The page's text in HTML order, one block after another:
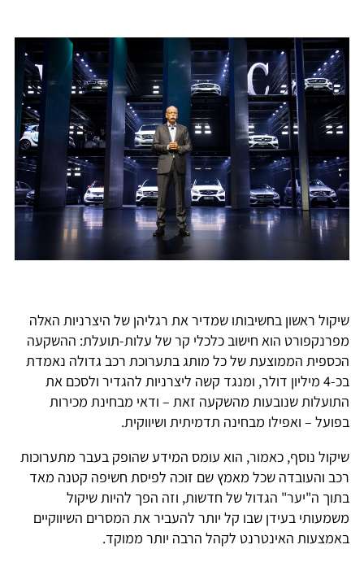
שיקול ראשון בחשיבותו שמדיר את רגליהן של היצרניות האלה
מפרנקפורט הוא חישוב כלכלי קר של עלות-תועלת: ההשקעה
הכספית הממוצעת של כל מותג בתערוכת רכב גדולה נאמדת
בכ-4 מיליון דולר, ומנגד קשה ליצרניות להגדיר ולסכם את
התועלות שנובעות מהשקעה זאת – ודאי מבחינת מכירות
בפועל – ואפילו מבחינה תדמיתית ושיווקית.
שיקול נוסף, כאמור, הוא עומס המידע שהופק בעבר מתערוכות
רכב והעובדה שכל מאמץ שם זוכה לפיסת חשיפה קטנה מאד
בתוך ה"יער" הגדול של חדשות, וזה הפך להיות שיקול
משמעותי בעידן שבו קל יותר להעביר את המסרים השיווקיים
באמצעות האינטרנט לקהל הרבה יותר ממוקד.